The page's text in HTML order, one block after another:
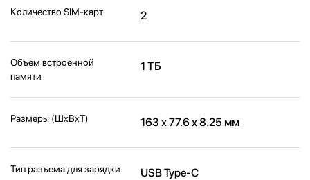
Количество SIM-карт 2
Объем встроенной
памяти
1 ТБ
Размеры (ШxВxТ) 163 х 77.6 х 8.25 мм
Тип разъема для зарядки USB Type-C